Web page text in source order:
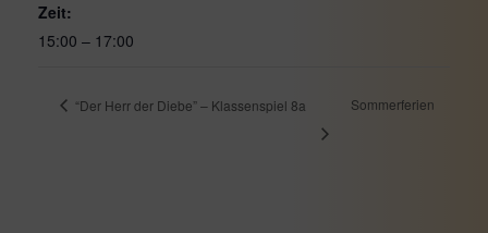
Zeit:
15:00 – 17:00
“Der Herr der Diebe” – Klassenspiel 8a Sommerferien